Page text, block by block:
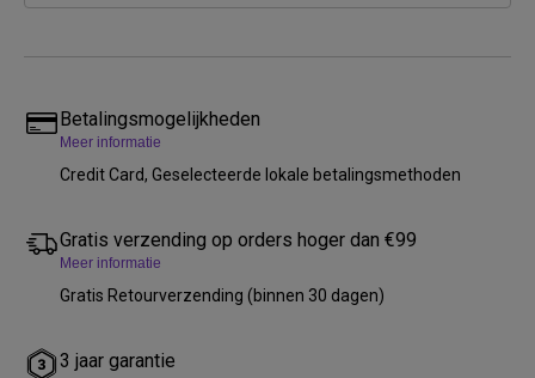
Betalingsmogelijkheden
Meer informatie
Credit Card, Geselecteerde lokale betalingsmethoden
Gratis verzending op orders hoger dan €99
Meer informatie
Gratis Retourverzending (binnen 30 dagen)
3 jaar garantie